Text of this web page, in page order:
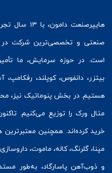
هایپرصنعت
دامون، با
صنعتی و تخصصی‌ترین شرکت در
است. در حوزه سرمایش، ما
بیتزر، دانفوس،کوپلند، رفکامپ،
هستیم. در بخش پنوماتیک نیز،
متال ورک
خرید کرده‌اند. همچنین
مپنا، گلرنگ، کاله، ماموت،
و ذوب‌آهن پاسارگاد، به‌طور